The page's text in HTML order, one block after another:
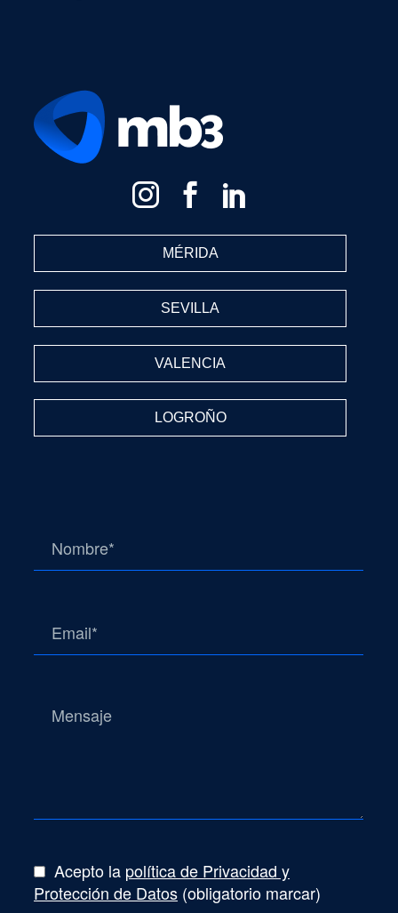
MÉRIDA
SEVILLA
VALENCIA
LOGROÑO
Acepto la política de Privacidad y
Protección de Datos (obligatorio marcar)